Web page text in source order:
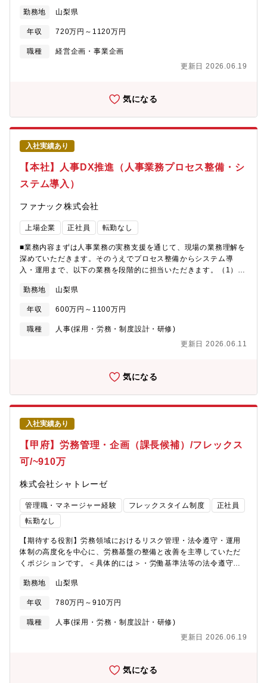
に貢献してきました。特に高品質な単結晶開発力と広範な波長領
域を実現する波長変換技術は高い評価を得ています。今後の事業
拡大に向け、経営・技術者と連携し社内外で活躍できる人材を募
集しています。＜具体的には＞オキサイドの量子技術/製品を、量
り、どういう貢献ができるかを経営や技術者と協議を重ねながら
製品/開発品の提案や販売・事業創出に向けた市場・新規顧客開拓
やマーケティング活動、事業企画立案、提携等・顧客は国内3割：
海外7割で、国内外の学会や展示会等外部イベントもご対応頂きま
す。出張：1ヶ月に1～3回、横浜事業所や客先等への国内出張、ま
た展示会や学会等国内外の出張有。【組織構成】量子製品を扱う
量子センター直下へ配属（★）●量子センター：2名（うち 1名セ
ンター長）★L●デバイスグループ：光学製品（波長変換モジュー
ル、導波路デバイス等）の開発/製造…7名（うち 2名兼務）L●モ
ジュールグループ：量子関連製品の開発/製造…2名【同社につい
の診断に使うPET（陽電子放射断層撮影）装置に不可欠な光学単
結晶と呼ばれる素材があり、そのトップメーカーが同社です。半
導体検査装置向けでの世界シェアは95％に達するグロース市場上
勤務地 山梨県
年収 720万円～1120万円
職種
経営企画・事業企画
更新日 2026.06.19
気になる
入社実績あり
【本社】人事DX推進（人事業務プロセス整備・シ
ステム導入）
ファナック株式会社
上場企業 正社員 転勤なし
■業務内容まずは人事業務の実務支援を通じて、現場の業務理解を
深めていただきます。そのうえでプロセス整備からシステム導
入・運用まで、以下の業務を段階的に担当いただきます。（1）
出・業務フローの再構築・標準化・関係部署との連携による業務
改善（2） 人事関連システムの導入・運用支援・本部内全システ
ムの把握・課題整理・業務要件の整理・プロセス設計・要望ヒア
リング・要件定義・ベンダー調整・社内検証・運用支援■この仕事
から関われるポジションです。（2）企業規模のある環境で“ゼロ
な機会です。（3）DX推進に貢献できる業務とシステムの橋渡し
役として、社員の働きやすさを支える重要な役割を担います。■働
き方について都心に近く、自然豊かである山梨県。世界最先端の
技術を学べる研究・開発環境があり、通勤時間は都内に比べて短
いです。また新宿から車で約90分と東京からも近いため休日に東
京に帰っている社員もいます。■福利厚生家賃補助や家族手当、
寮・社宅制度など福利厚生が充実しています。また、当社敷地内
に体育館、ジム、野球場、サッカー場、テニスコート、天然温泉
といった設備も充実しています。
勤務地 山梨県
年収 600万円～1100万円
職種
人事(採用・労務・制度設計・研修)
更新日 2026.06.11
気になる
入社実績あり
【甲府】労務管理・企画（課長候補）/フレックス
可/~910万
株式会社シャトレーゼ
管理職・マネージャー経験 フレックスタイム制度
正社員
転勤なし
【期待する役割】労務領域におけるリスク管理・法令遵守・運用
体制の高度化を中心に、労務基盤の整備と改善を主導していただ
くポジションです。＜具体的には＞・労働基準法等の法令遵守に
社員対応 等）への対応・方針整理・労務関連制度・運用ルールの
見直し、改善企画・既存メンバー（労務担当者）の業務整理・支
援、体制構築・経営・人事責任者と連携した、労務ガバナンスの
強化推進【本ポジションの魅力】・事業拡大フェーズにおける労
令対応・労務トラブル対応を軸に、リスク管理・運用体制の高度
み・ルール・体制を整えていくフェーズに参画できる・労務の
「対応役」ではなく、制度改善・再発防止・体制構築まで踏み込
勤務地 山梨県
年収 780万円～910万円
職種
人事(採用・労務・制度設計・研修)
更新日 2026.06.19
気になる